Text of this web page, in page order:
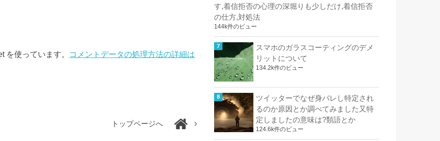
を使っています。 コメントデータの処理方法の詳細は
トップページへ
す,着信拒否の心理の深堀りも少しだけ,着信拒否
の仕方,対処法
144k件のビュー
スマホのガラスコーティングのデメ
リットについて
134.2k件のビュー
ツイッターでなぜ身バレし特定され
るのか原因とか調べてみました又特
定しましたの意味は?類語とか
124.6k件のビュー